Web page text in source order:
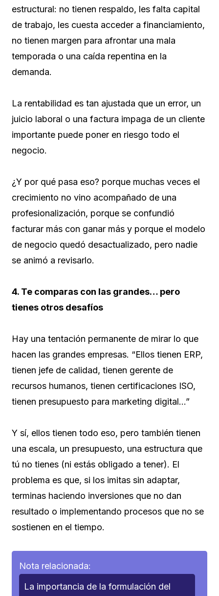
estructural: no tienen respaldo, les falta capital
de trabajo, les cuesta acceder a financiamiento,
no tienen margen para afrontar una mala
temporada o una caída repentina en la
demanda.
La rentabilidad es tan ajustada que un error, un
juicio laboral o una factura impaga de un cliente
importante puede poner en riesgo todo el
negocio.
¿Y por qué pasa eso? porque muchas veces el
crecimiento no vino acompañado de una
profesionalización, porque se confundió
facturar más con ganar más y porque el modelo
de negocio quedó desactualizado, pero nadie
se animó a revisarlo.
4. Te comparas con las grandes… pero
tienes otros desafíos
Hay una tentación permanente de mirar lo que
hacen las grandes empresas. “Ellos tienen ERP,
tienen jefe de calidad, tienen gerente de
recursos humanos, tienen certificaciones ISO,
tienen presupuesto para marketing digital…”
Y sí, ellos tienen todo eso, pero también tienen
una escala, un presupuesto, una estructura que
tú no tienes (ni estás obligado a tener). El
problema es que, si los imitas sin adaptar,
terminas haciendo inversiones que no dan
resultado o implementando procesos que no se
sostienen en el tiempo.
Nota relacionada:
La importancia de la formulación del